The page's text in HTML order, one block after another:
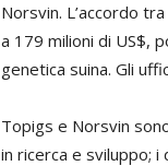
Norsvin. L’accordo
a 179 milioni di US$,
genetica suina. Gli
Topigs e Norsvin
in ricerca e sviluppo;